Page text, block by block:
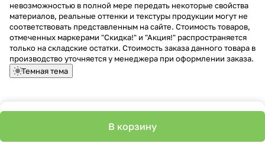
В корзину
невозможностью в полной мере передать некоторые свойства
материалов, реальные оттенки и текстуры продукции могут не
соответствовать представленным на сайте. Стоимость товаров,
отмеченных маркерами "Скидка!" и "Акция!" распространяется
только на складские остатки. Стоимость заказа данного товара в
производство уточняется у менеджера при оформлении заказа.
Темная тема